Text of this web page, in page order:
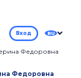
Вход RU
Федоровна
Федоровна